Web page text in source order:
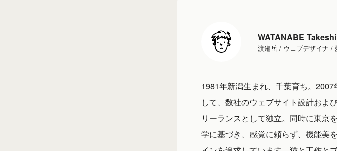
WATANABE Takeshi
渡邉岳 / ウェブデザイナ /
1981年新潟生まれ、千葉育ち。
して、数社のウェブサイト設計およ
リーランスとして独立。同時に東京
学に基づき、感覚に頼らず、機能美